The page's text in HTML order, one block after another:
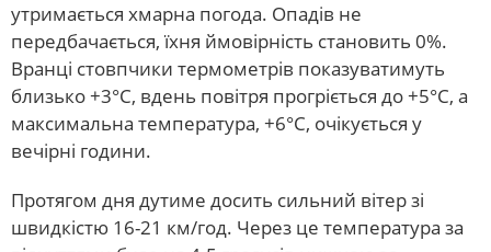
утримається хмарна погода. Опадів не
передбачається, їхня ймовірність становить 0%.
Вранці стовпчики термометрів показуватимуть
близько +3°С, вдень повітря прогріється до +5°С, а
максимальна температура, +6°С, очікується у
вечірні години.
Протягом дня дутиме досить сильний вітер зі
швидкістю 16-21 км/год. Через це температура за